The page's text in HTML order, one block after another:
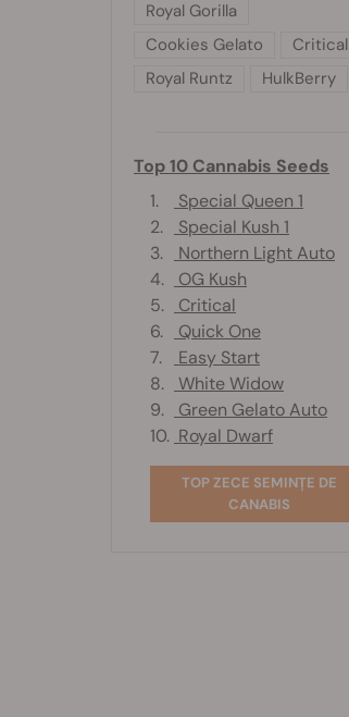
Royal Gorilla
Cookies Gelato
Critical
Royal Runtz
HulkBerry
Top 10 Cannabis Seeds
1.
Special Queen 1
2.
Special Kush 1
3.
Northern Light Auto
4.
OG Kush
5.
Critical
6.
Quick One
7.
Easy Start
8.
White Widow
9.
Green Gelato Auto
10. Royal Dwarf
TOP ZECE SEMINȚE DE
CANABIS